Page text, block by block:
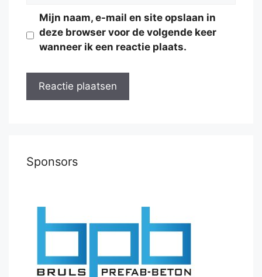
Mijn naam, e-mail en site opslaan in
deze browser voor de volgende keer
wanneer ik een reactie plaats.
Sponsors